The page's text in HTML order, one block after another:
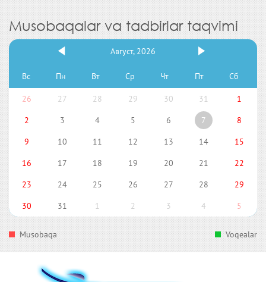
Musobaqalar va tadbirlar taqvimi
Август, 2026
Вс Пн Вт Ср Чт Пт Сб
26 27 28 29 30 31
1
2
3 4 5 6 7
8
9
10 11 12 13 14
15
16
17 18 19 20 21
22
23
24 25 26 27 28
29
30
31 1 2 3 4 5
Musobaqa Voqealar